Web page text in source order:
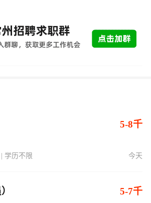
5-8千
学历不限 今天
5-7千